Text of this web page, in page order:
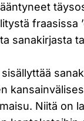
fraasissa
sanakirjasta
Niitä on